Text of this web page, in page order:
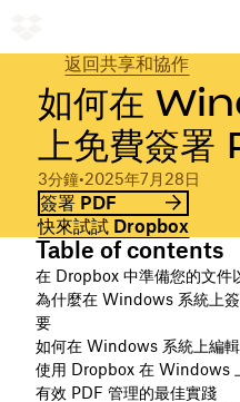
返回共享和協作
如何在
上免費簽署
3分鐘•2025年7月28日
簽署 PDF
快來試試 Dropbox
Table of contents
在 Dropbox 中準備您的文件
為什麼在 Windows 系統上
要
如何在 Windows 系統上編
使用 Dropbox 在 Windows
有效 PDF 管理的最佳實踐